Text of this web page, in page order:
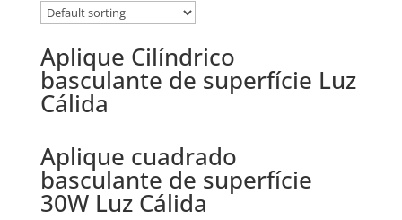
Aplique Cilíndrico
basculante de superfície Luz
Cálida
Aplique cuadrado
basculante de superfície
30W Luz Cálida